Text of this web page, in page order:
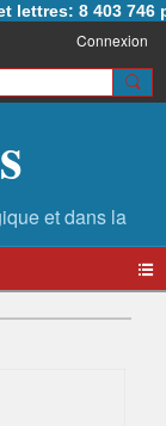
8 403 746
Connexion